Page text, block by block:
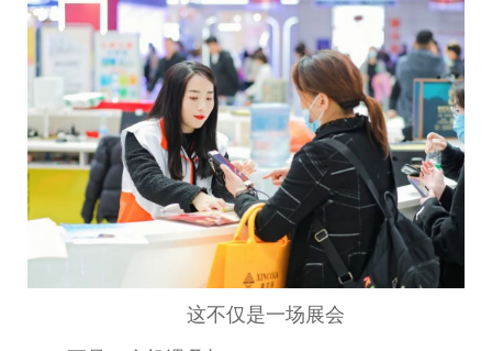
这不仅是一场展会